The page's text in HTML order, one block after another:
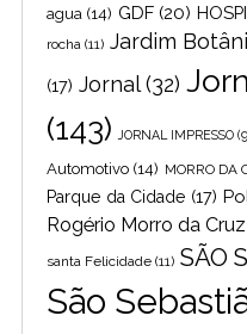
agua (14) GDF (20)
rocha (11) Jardim
(17) Jornal(32)
(143)
JORNAL IMPRESSO
Automotivo (14) MORRO DA
Parque da Cidade (17)
Rogério Morro da Cruz
santa Felicidade (11) SÃO
São